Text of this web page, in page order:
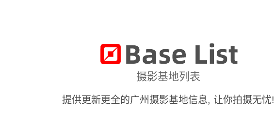
摄影基地列表
提供更新更全的广州摄影基地信息, 让你拍摄无忧!